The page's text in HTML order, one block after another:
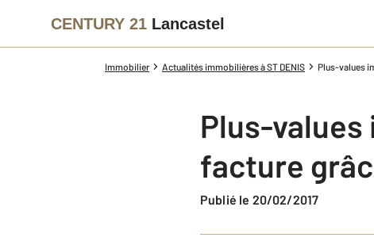
CENTURY 21 Lancastel
Immobilier Actualités immobilières à ST DENIS Plus-values
Plus-
facture
Publié le 20/02/2017